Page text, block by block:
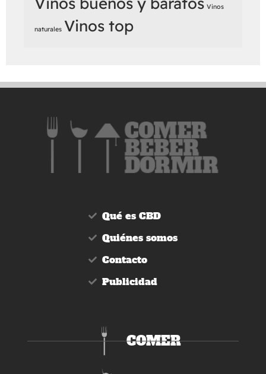
Vinos
naturales Vinos top
Qué es CBD
Quiénes somos
Contacto
Publicidad
COMER